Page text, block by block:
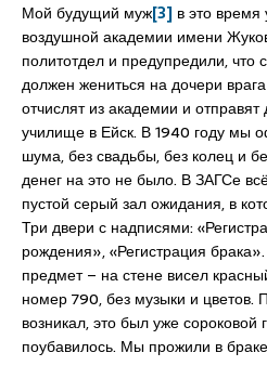
Мой будущий муж[3] в это
воздушной академии имени
политотдел и предупредили, что
должен жениться на дочери
отчислят из академии и отправят
училище в Ейск. В 1940 году мы
шума, без свадьбы, без колец и
денег на это не было. В ЗАГСе
пустой серый зал ожидания, в
Три двери с надписями:
рождения», «Регистрация
предмет – на стене висел
номер 790, без музыки и цветов.
возникал, это был уже сороковой
поубавилось. Мы прожили в